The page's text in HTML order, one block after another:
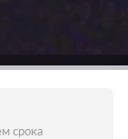
срока